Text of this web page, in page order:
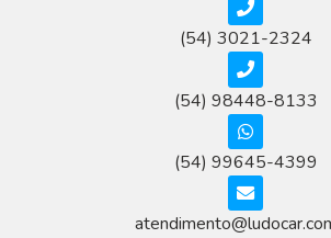
(54) 3021-2324
(54) 98448-8133
(54) 99645-4399